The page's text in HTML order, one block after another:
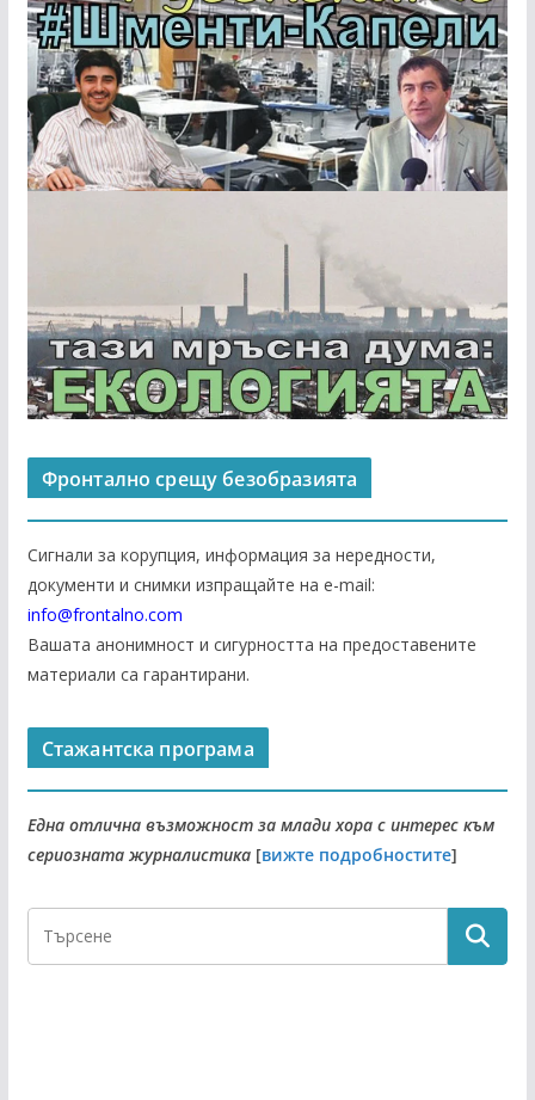
Фронтално срещу безобразията
Сигнали за корупция, информация за нередности,
документи и снимки изпращайте на е-mail:
info@frontalno.com
Вашата анонимност и сигурността на предоставените
материали са гарантирани.
Стажантска програма
Една отлична възможност за млади хора с интерес към
сериозната журналистика [вижте подробностите]